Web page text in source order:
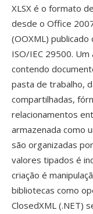
XLSX é o formato
desde o Office
(OOXML)
ISO/IEC 29500. Um
contendo
pasta de trabalho,
compartilhadas,
relacionamentos
armazenada como
são organizadas
valores tipados é
criação é
bibliotecas como
ClosedXML (.NET)